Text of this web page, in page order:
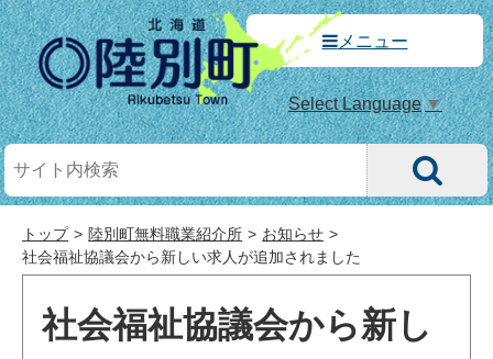
メニュー
Select Language▼
トップ 陸別町無料職業紹介所
お知らせ
社会福祉協議会から新しい求人が追加されました
社会福祉協議会から新し